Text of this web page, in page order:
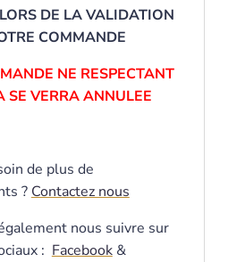
DE LA VALIDATION
COMMANDE
NE RESPECTANT
SE VERRA ANNULEE
de plus de
? Contactez nous
nous suivre sur
: Facebook&